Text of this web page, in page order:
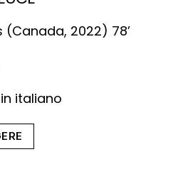
(Canada, 2022) 78’
italiano